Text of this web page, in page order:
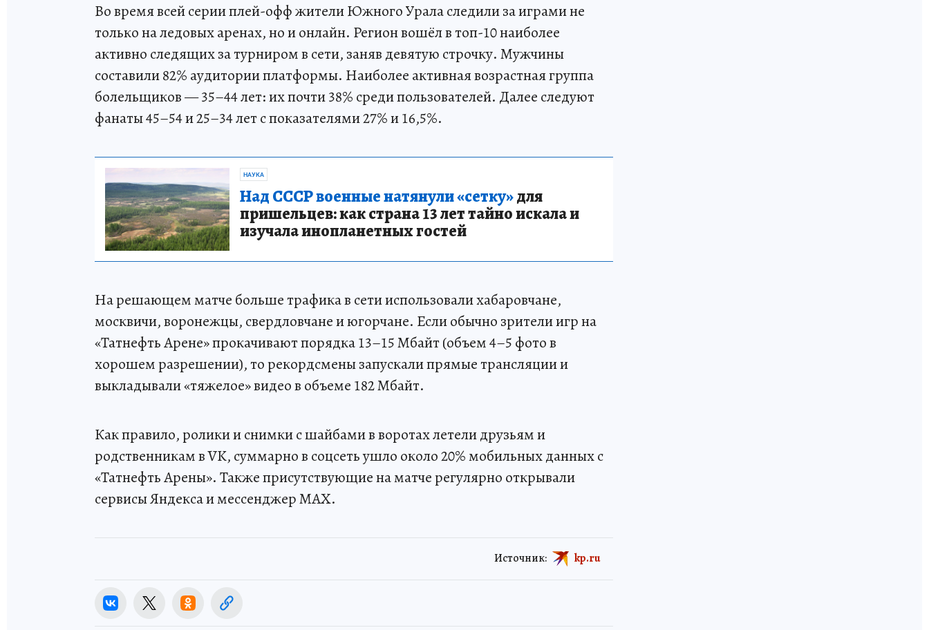
Во время всей серии плей-офф жители Южного Урала следили за играми не
только на ледовых аренах, но и онлайн. Регион вошёл в топ-10 наиболее
активно следящих за турниром в сети, заняв девятую строчку. Мужчины
составили 82% аудитории платформы. Наиболее активная возрастная группа
болельщиков — 35–44 лет: их почти 38% среди пользователей. Далее следуют
фанаты 45–54 и 25–34 лет с показателями 27% и 16,5%.
НАУКА
Над СССР военные натянули «сетку»для
пришельцев: как страна 13 лет тайно искала и
изучала инопланетных гостей
На решающем матче больше трафика в cети использовали хабаровчане,
москвичи, воронежцы, свердловчане и югорчане. Если обычно зрители игр на
«Татнефть Аренe» прокачивают порядка 13–15 Мбайт (объем 4–5 фото в
хорошем разрешении), то рекордсмены запускали прямые трансляции и
выкладывали «тяжелое» видео в объеме 182 Мбайт.
Как правило, ролики и снимки с шайбами в воротах летели друзьям и
родственникам в VK, суммарно в соцсеть ушло около 20% мобильных данных с
«Татнефть Арены». Также присутствующие на матче регулярно открывали
сервисы Яндекса и мессенджер MАХ.
Источник: kp.ru